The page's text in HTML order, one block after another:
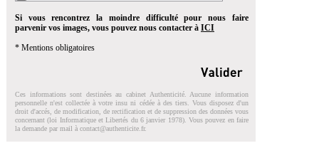
Si vous rencontrez la moindre difficulté pour nous faire
parvenir vos images, vous pouvez nous contacter à ICI
* Mentions obligatoires
Ces informations sont destinées au cabinet Authenticité. Aucune information
personnelle n'est collectée à votre insu ni cédée à des tiers. Vous disposez d'un
droit d'accés, de modification, de rectification et de suppression des données vous
concernant (loi Informatique et Libertés du 6 janvier 1978). Vous pouvez en faire
la demande par mail à contact@authenticite.fr.